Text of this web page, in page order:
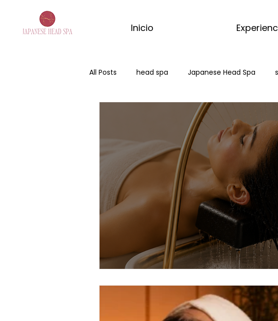
Inicio
All Posts head spa Japanese Head Spa
Japanese Head Spa ciudad Real head spa
masaje con matcha masaje de matcha
masaje de jengibre ritual de jengibre
ritual de chocolate y pistacho chocolate
ciudad real